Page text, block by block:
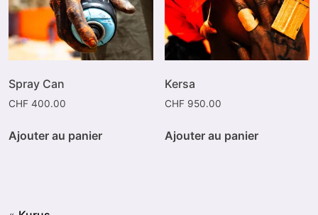
Spray Can
CHF 400.00
Ajouter au panier
Kersa
CHF 950.00
Ajouter au panier